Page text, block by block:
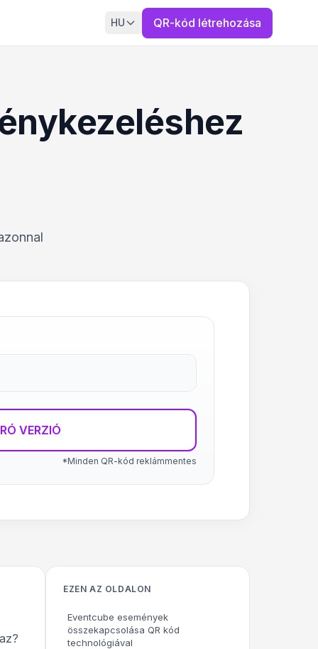
HU QR-kód létrehozása
VERZIÓ
*Minden QR-kód reklámmentes
EZEN AZ OLDALON
Eventcube események
összekapcsolása QR kód
technológiával